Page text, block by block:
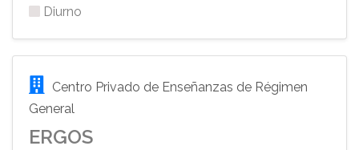
Diurno
Centro Privado de Enseñanzas de Régimen
General
ERGOS